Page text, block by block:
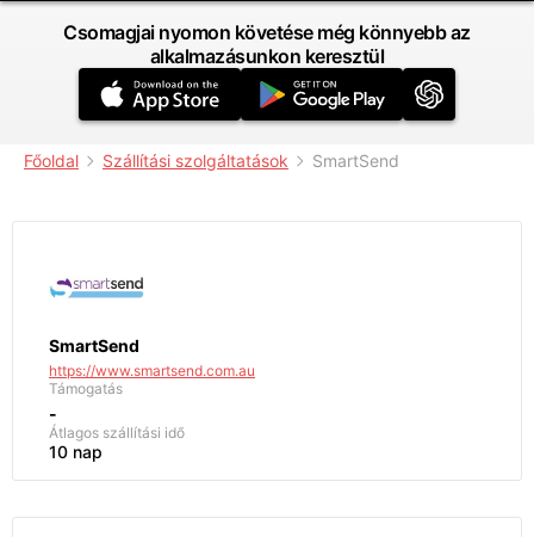
Csomagjai nyomon követése még könnyebb az
alkalmazásunkon keresztül
Főoldal Szállítási szolgáltatások SmartSend
SmartSend
https://www.smartsend.com.au
Támogatás
-
Átlagos szállítási idő
10 nap